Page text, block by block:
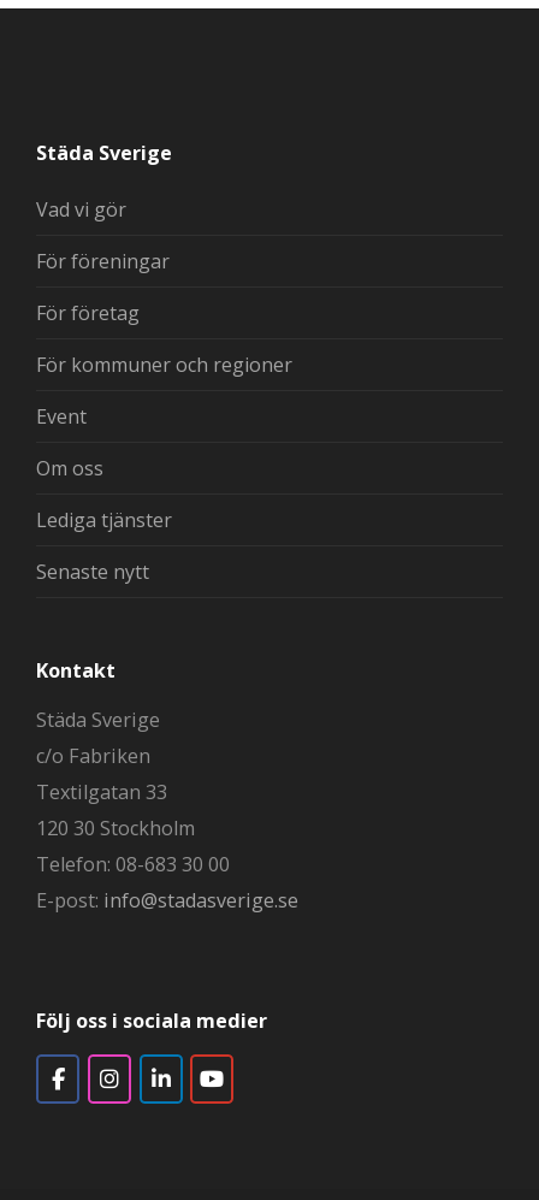
Städa Sverige
Vad vi gör
För föreningar
För företag
För kommuner och regioner
Event
Om oss
Lediga tjänster
Senaste nytt
Kontakt
Städa Sverige
c/o Fabriken
Textilgatan 33
120 30 Stockholm
Telefon: 08-683 30 00
E-post: info@stadasverige.se
Följ oss i sociala medier